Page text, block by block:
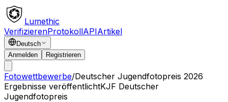
Lumethic
VerifizierenProtokollAPIArtikel
Deutsch
Anmelden
Registrieren
Fotowettbewerbe/Deutscher Jugendfotopreis 2026
Ergebnisse veröffentlichtKJF Deutscher
Jugendfotopreis